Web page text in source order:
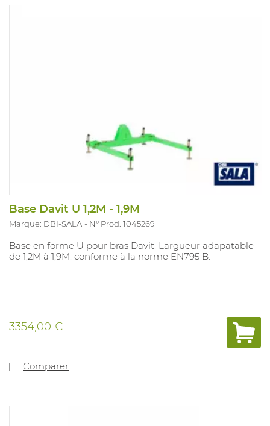
Base Davit U 1,2M - 1,9M
Marque: DBI-SALA N° Prod. 1045269
Base en forme U pour bras Davit. Largueur adapatable
de 1,2M à 1,9M. conforme à la norme EN795 B.
3354,00 €
Comparer